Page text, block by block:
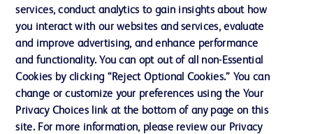
Éthique et conformité
Assistance
Nous contacter
Préférences en matière de cookies
services, conduct analytics to gain insights about how
you interact with our websites and services, evaluate
and improve advertising, and enhance performance
and functionality. You can opt out of all non-Essential
Cookies by clicking “Reject Optional Cookies.” You can
change or customize your preferences using the Your
Privacy Choices link at the bottom of any page on this
site. For more information, please review our Privacy